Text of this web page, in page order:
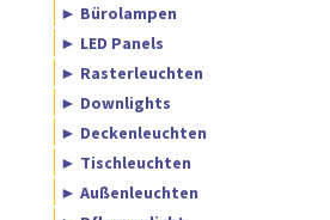
► Bürolampen
► LED Panels
► Rasterleuchten
► Downlights
► Deckenleuchten
► Tischleuchten
► Außenleuchten